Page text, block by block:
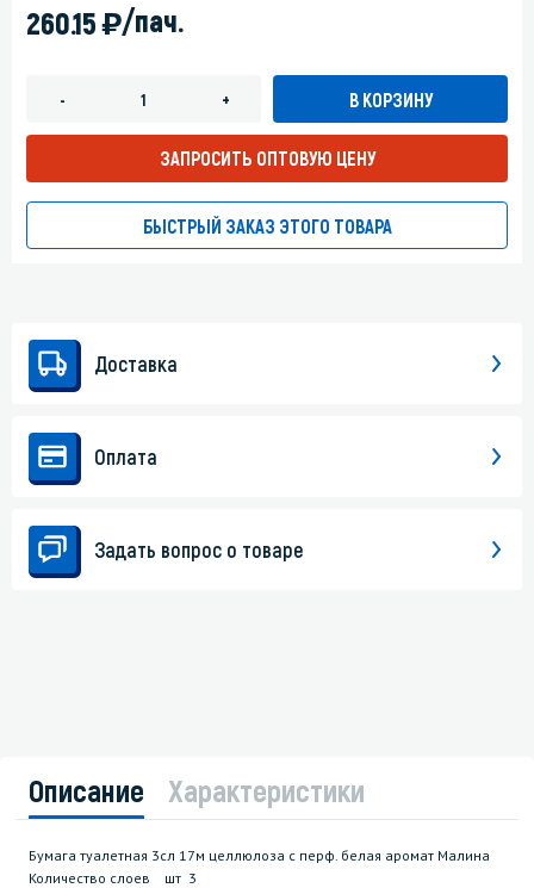
260.15)/пач.
- + В КОРЗИНУ
ЗАПРОСИТЬ ОПТОВУЮ ЦЕНУ
БЫСТРЫЙ ЗАКАЗ ЭТОГО ТОВАРА
Доставка
Оплата
Задать вопрос о товаре
Описание Характеристики
Бумага туалетная 3сл 17м целлюлоза с перф. белая аромат Малина
Количество слоев шт 3